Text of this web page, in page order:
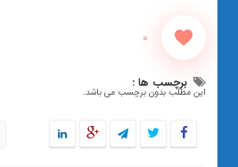
0
برچسب ها :
این مطلب بدون برچسب می باشد.